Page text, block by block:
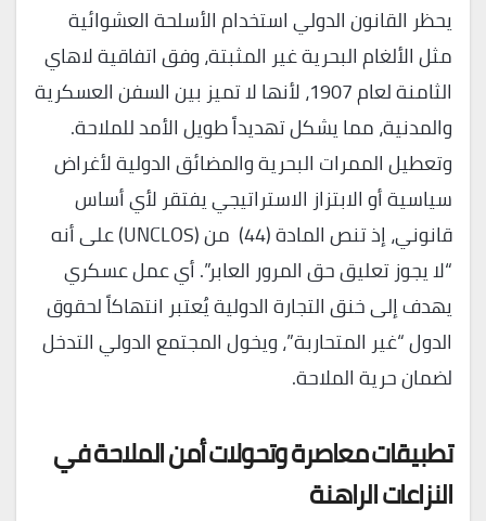
يحظر القانون الدولي استخدام الأسلحة العشوائية
مثل الألغام البحرية غير المثبتة، وفق اتفاقية لاهاي
الثامنة لعام 1907، لأنها لا تميز بين السفن العسكرية
والمدنية، مما يشكل تهديداً طويل الأمد للملاحة.
وتعطيل الممرات البحرية والمضائق الدولية لأغراض
سياسية أو الابتزاز الاستراتيجي يفتقر لأي أساس
قانوني، إذ تنص المادة (44) من (UNCLOS) على أنه
“لا يجوز تعليق حق المرور العابر”. أي عمل عسكري
يهدف إلى خنق التجارة الدولية يُعتبر انتهاكاً لحقوق
الدول “غير المتحاربة”، ويخول المجتمع الدولي التدخل
لضمان حرية الملاحة.
تطبيقات معاصرة وتحولات أمن الملاحة في
النزاعات الراهنة